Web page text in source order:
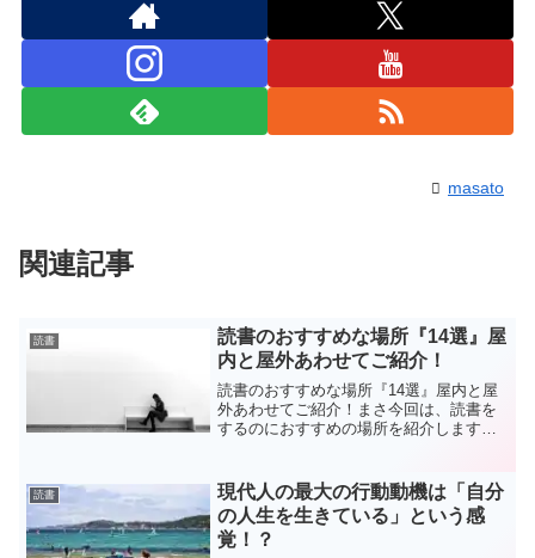
masato
関連記事
読書
読書のおすすめな場所『14選』屋
内と屋外あわせてご紹介！
読書のおすすめな場所『14選』屋内と屋
外あわせてご紹介！まさ今回は、読書を
するのにおすすめの場所を紹介します。
選びは大切なポイントですので、理由も
合わせてお伝えします。...
読書
現代人の最大の行動動機は「自分
の人生を生きている」という感
覚！？